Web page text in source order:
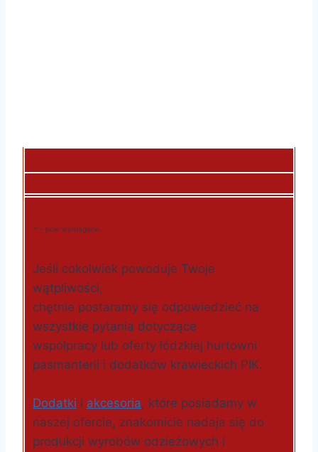
* – pole wymagane.
Jeśli cokolwiek powoduje Twoje
wątpliwości,
chętnie postaramy się odpowiedzieć na
wszystkie pytania dotyczące
współpracy lub oferty łódzkiej hurtowni
pasmanterii i dodatków krawieckich PIK.
Dodatki i akcesoria, które posiadamy w
naszej ofercie, znakomicie nadaja się do
produkcji wyrobów odzieżowych i